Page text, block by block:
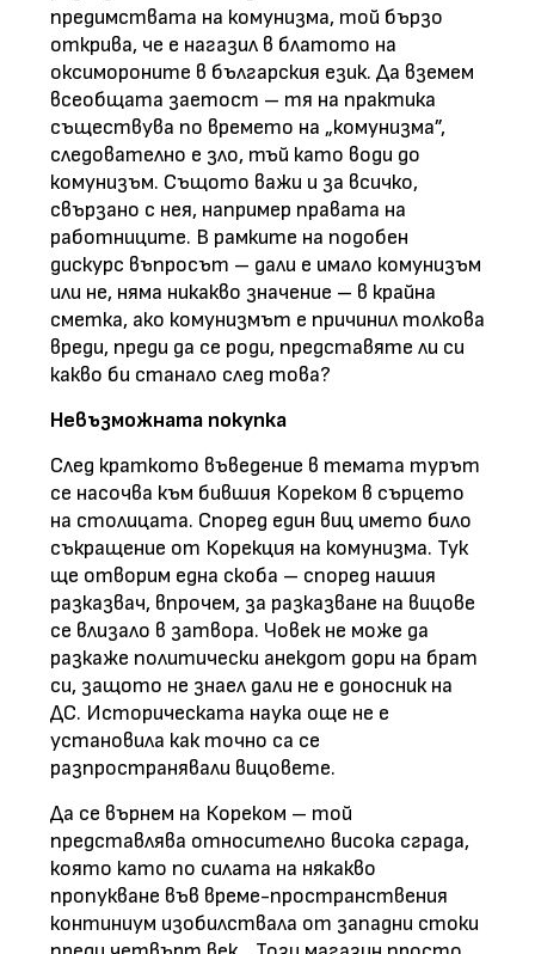
предимствата на комунизма, той бързо
открива, че е нагазил в блатото на
оксимороните в българския език. Да вземем
всеобщата заетост – тя на практика
съществува по времето на „комунизма”,
следователно е зло, тъй като води до
комунизъм. Същото важи и за всичко,
свързано с нея, например правата на
работниците. В рамките на подобен
дискурс въпросът – дали е имало комунизъм
или не, няма никакво значение – в крайна
сметка, ако комунизмът е причинил толкова
вреди, преди да се роди, представяте ли си
какво би станало след това?
Невъзможната покупка
След краткото въведение в темата турът
се насочва към бившия Кореком в сърцето
на столицата. Според един виц името било
съкращение от Корекция на комунизма. Тук
ще отворим една скоба – според нашия
разказвач, впрочем, за разказване на вицове
се влизало в затвора. Човек не може да
разкаже политически анекдот дори на брат
си, защото не знаел дали не е доносник на
ДС. Историческата наука още не е
установила как точно са се
разпространявали вицовете.
Да се върнем на Кореком – той
представлява относително висока сграда,
която като по силата на някакво
пропукване във време-пространствения
континиум изобилствала от западни стоки